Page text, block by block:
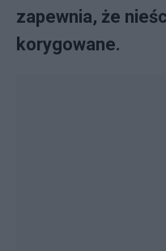
zapewnia, że
korygowane.